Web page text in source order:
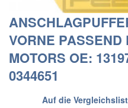
VORNE
MOTORS OE:
0344651
Auf die